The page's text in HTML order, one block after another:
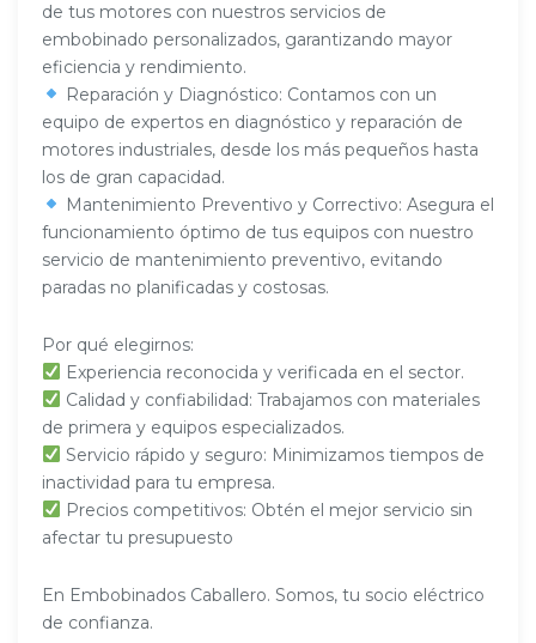
de tus motores con nuestros servicios de
embobinado personalizados, garantizando mayor
eficiencia y rendimiento.
Reparación y Diagnóstico: Contamos con un
equipo de expertos en diagnóstico y reparación de
motores industriales, desde los más pequeños hasta
los de gran capacidad.
Mantenimiento Preventivo y Correctivo: Asegura el
funcionamiento óptimo de tus equipos con nuestro
servicio de mantenimiento preventivo, evitando
paradas no planificadas y costosas.
Por qué elegirnos:
Experiencia reconocida y verificada en el sector.
Calidad y confiabilidad: Trabajamos con materiales
de primera y equipos especializados.
Servicio rápido y seguro: Minimizamos tiempos de
inactividad para tu empresa.
Precios competitivos: Obtén el mejor servicio sin
afectar tu presupuesto
En Embobinados Caballero. Somos, tu socio eléctrico
de confianza.